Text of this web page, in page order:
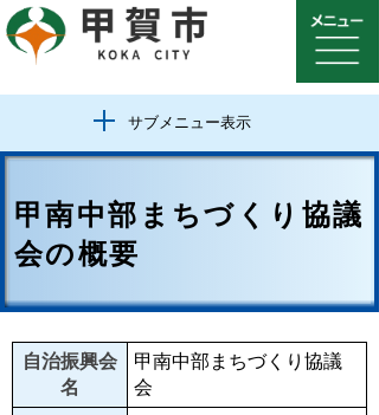
サブメニュー表示
甲南中部まちづくり協議
会の概要
自治振興会
名
甲南中部まちづくり協議
会